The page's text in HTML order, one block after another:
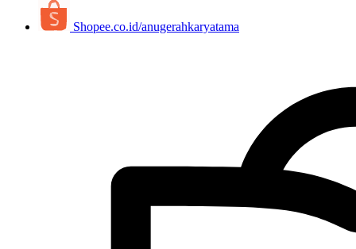
Shopee.co.id/anugerahkaryatama